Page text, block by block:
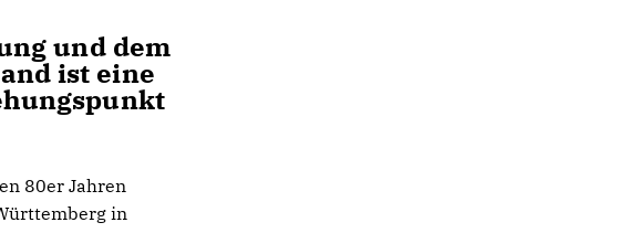
und dem
ist eine
80er Jahren
in